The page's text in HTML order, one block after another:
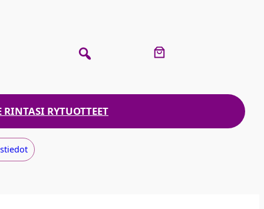
RINTASI RYTUOTTEET